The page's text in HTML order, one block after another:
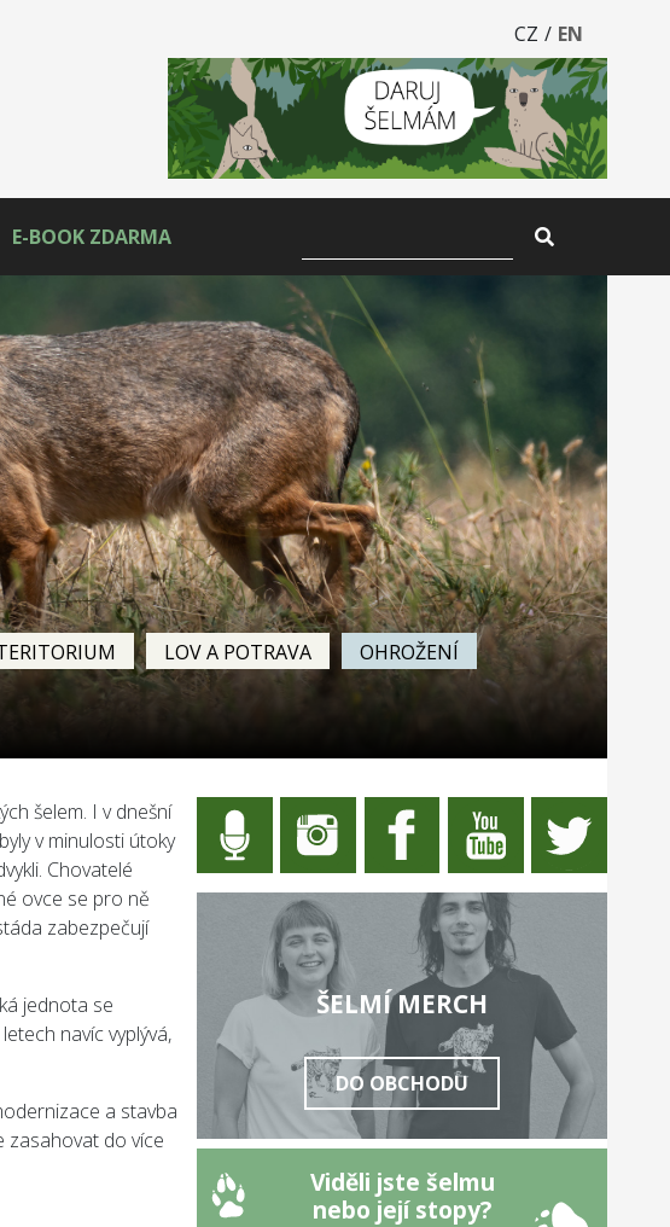
CZ / EN
E-BOOK ZDARMA
LOV A POTRAVA
OHROŽENÍ
šelem. I v dnešní
v minulosti útoky
Chovatelé
ovce se pro ně
zabezpečují
jednota se
navíc vyplývá,
a stavba
zasahovat do více
ŠELMÍ MERCH
DO OBCHODU
Viděli jste šelmu
nebo její stopy?